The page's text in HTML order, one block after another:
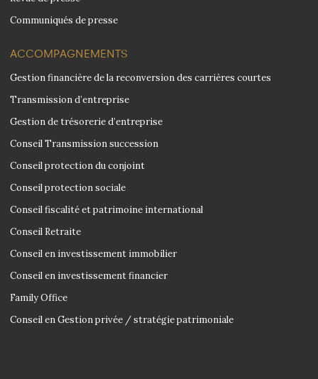
Communiqués de presse
ACCOMPAGNEMENTS
Gestion financière de la reconversion des carrières courtes
Transmission d’entreprise
Gestion de trésorerie d’entreprise
Conseil Transmission succession
Conseil protection du conjoint
Conseil protection sociale
Conseil fiscalité et patrimoine international
Conseil Retraite
Conseil en investissement immobilier
Conseil en investissement financier
Family Office
Conseil en Gestion privée / stratégie patrimoniale